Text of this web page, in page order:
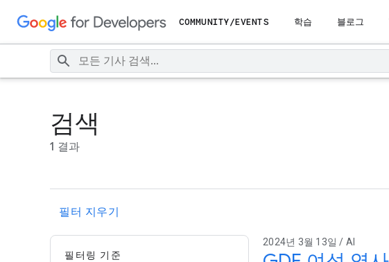
COMMUNITY/EVENTS 학습 블로그
검색
1 결과
필터 지우기
필터링 기준
2024년 3월 13일 / AI